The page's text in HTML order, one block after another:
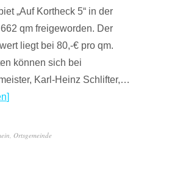
„Auf Kortheck 5“ in der
qm freigeworden. Der
liegt bei 80,-€ pro qm.
können sich bei
Karl-Heinz Schlifter,…
Ortsgemeinde